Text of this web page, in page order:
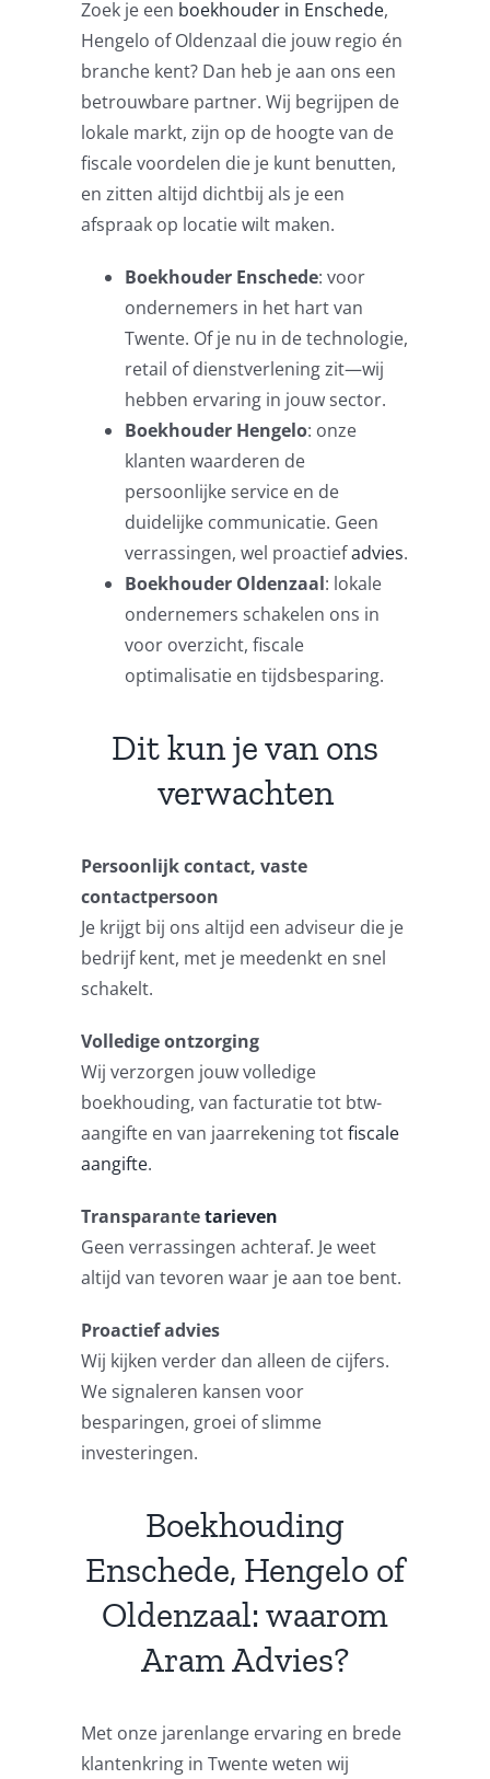
Zoek je een boekhouder in Enschede,
Hengelo of Oldenzaal die jouw regio én
branche kent? Dan heb je aan ons een
betrouwbare partner. Wij begrijpen de
lokale markt, zijn op de hoogte van de
fiscale voordelen die je kunt benutten,
en zitten altijd dichtbij als je een
afspraak op locatie wilt maken.
Boekhouder Enschede: voor
ondernemers in het hart van
Twente. Of je nu in de technologie,
retail of dienstverlening zit—wij
hebben ervaring in jouw sector.
Boekhouder Hengelo: onze
klanten waarderen de
persoonlijke service en de
duidelijke communicatie. Geen
verrassingen, wel proactiefadvies.
Boekhouder Oldenzaal: lokale
ondernemers schakelen ons in
voor overzicht, fiscale
optimalisatie en tijdsbesparing.
Dit kun je van ons
verwachten
Persoonlijk contact, vaste
contactpersoon
Je krijgt bij ons altijd een adviseur die je
bedrijf kent, met je meedenkt en snel
schakelt.
Volledige ontzorging
Wij verzorgen jouw volledige
boekhouding, van facturatie tot btw-
aangifte en van jaarrekening totfiscale
aangifte.
Transparantetarieven
Geen verrassingen achteraf. Je weet
altijd van tevoren waar je aan toe bent.
Proactief advies
Wij kijken verder dan alleen de cijfers.
We signaleren kansen voor
besparingen, groei of slimme
investeringen.
Boekhouding
Enschede, Hengelo of
Oldenzaal: waarom
Aram Advies?
Met onze jarenlange ervaring en brede
klantenkring in Twente weten wij